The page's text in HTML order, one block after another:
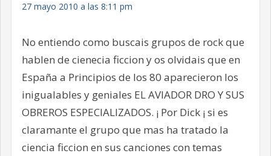
27 mayo 2010 a las 8:11 pm
No entiendo como buscais grupos de rock que
hablen de cienecia ficcion y os olvidais que en
España a Principios de los 80 aparecieron los
inigualables y geniales EL AVIADOR DRO Y SUS
OBREROS ESPECIALIZADOS. ¡ Por Dick ¡ si es
claramante el grupo que mas ha tratado la
ciencia ficcion en sus canciones con temas